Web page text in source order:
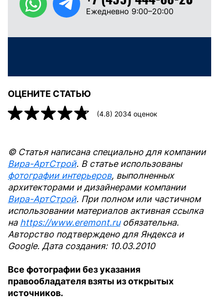
Ежедневно 9:00–20:00
ОЦЕНИТЕ СТАТЬЮ
(4.8) 2034 оценок
© Статья написана специально для компании
Вира-АртСтрой. В статье использованы
фотографии интерьеров, выполненных
архитекторами и дизайнерами компании
Вира-АртСтрой. При полном или частичном
использовании материалов активная ссылка
на https://www.eremont.ruобязательна.
Авторство подтверждено для Яндекса и
Google. Дата создания: 10.03.2010
Все фотографии без указания
правообладателя взяты из открытых
источников.